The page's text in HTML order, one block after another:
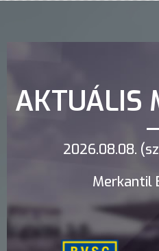
AKTUÁLIS
2026.08.08.
Merkantil